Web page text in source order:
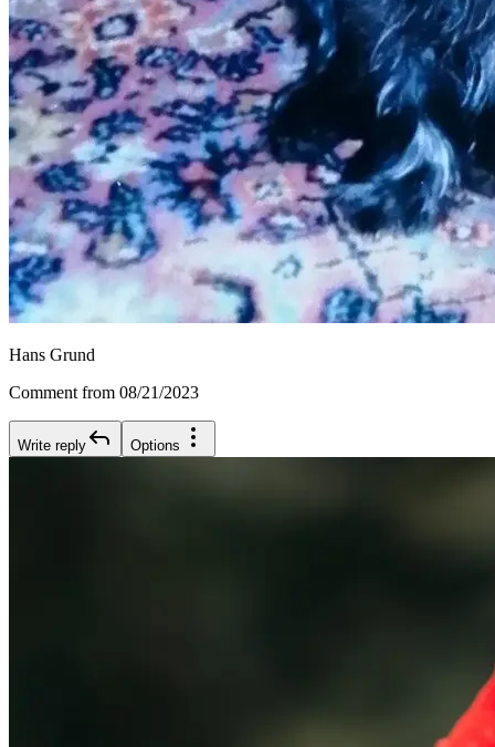
Hans Grund
Comment from 08/21/2023
Write reply Options